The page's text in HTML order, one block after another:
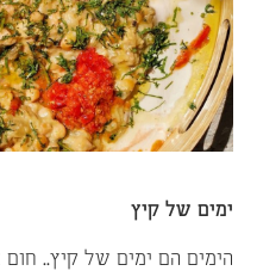
ימים של קיץ
הימים הם ימים של קיץ..